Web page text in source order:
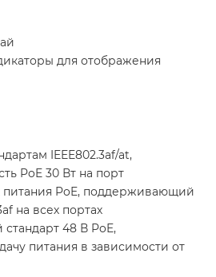
для отображения
IEEE802.3af/at,
PoE 30 Вт на порт
PoE, поддерживающий
на всех портах
48 В PoE,
питания в зависимости от